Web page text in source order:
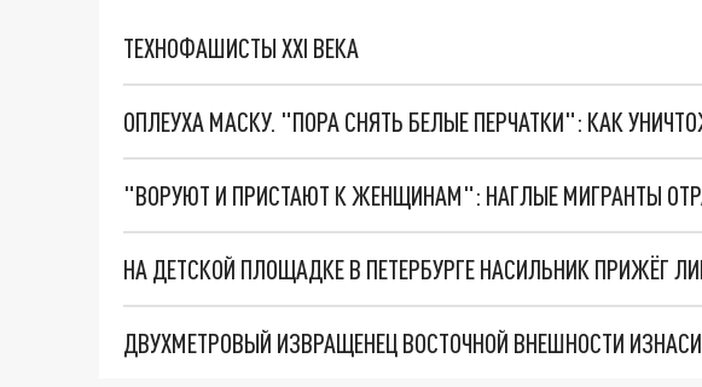
ТЕХНОФАШИСТЫ XXI ВЕКА
ОПЛЕУХА МАСКУ. "ПОРА СНЯТЬ БЕЛЫЕ ПЕРЧАТКИ": КАК